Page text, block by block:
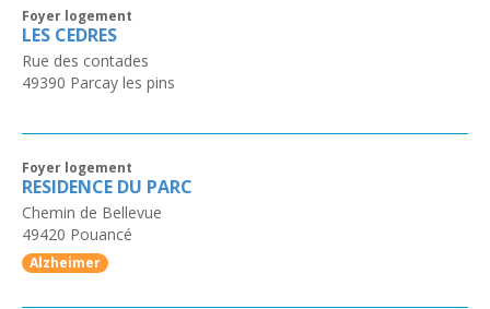
Foyer logement
LES CEDRES
Rue des contades
49390 Parcay les pins
Foyer logement
RESIDENCE DU PARC
Chemin de Bellevue
49420 Pouancé
Alzheimer